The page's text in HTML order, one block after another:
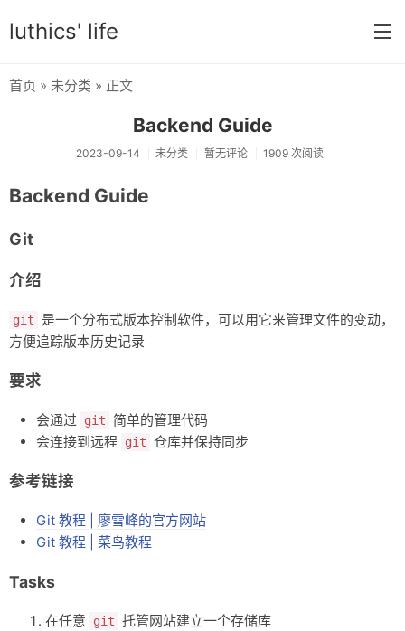
luthics' life
OI
杂记
首页 » 未分类 » 正文
Backend Guide
2023-09-14 未分类 暂无评论 1909 次阅读
Backend Guide
Git
介绍
git
是一个分布式版本控制软件，可以用它来管理文件的变动，
方便追踪版本历史记录
要求
会通过 git
简单的管理代码
会连接到远程
git 仓库并保持同步
参考链接
Git 教程 | 廖雪峰的官方网站
Git 教程 | 菜鸟教程
Tasks
在任意 git 托管网站建立一个存储库